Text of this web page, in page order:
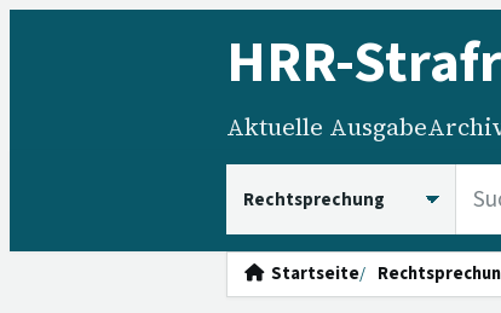
HRR-
Aktuelle Ausgabe
Startseite